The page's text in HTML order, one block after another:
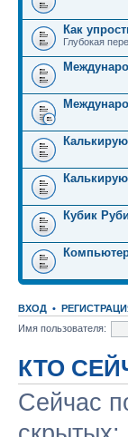
Как
Глубокая
Кубик
ВХОД •
Имя пользователя:
КТО
Сейчас